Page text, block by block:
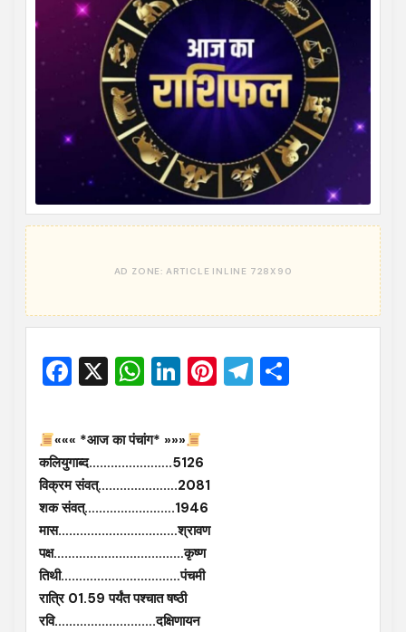
Facebook
X WhatsApp
LinkedIn
Pinterest
Telegram
««« *आज का पंचांग* »»»
कलियुगाब्द…………………..5126
विक्रम संवत्………………….2081
शक संवत्…………………….1946
मास……………………………श्रावण
पक्ष………………………………कृष्ण
तिथी……………………………पंचमी
रात्रि 01.59 पर्यंत पश्चात षष्ठी
रवि……………………….दक्षिणायन